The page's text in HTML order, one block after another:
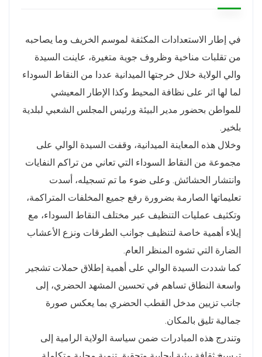
في إطار الاستعدادات المكثفة لموسم الخريف وما يصاحبه
من تقلبات مناخية وظروف جوية متغيرة، عاينت السيدة
والي الولاية خلال خرجتها الميدانية عددا من النقاط السوداء
لما لها اثر على نظافة المحيط وكذا الإطار المعيشي
للمواطن بحضور مدير البيئة ورئيس المجلس الشعبي لبلدية
بلخير.
وخلال هذه المعاينة الميدانية، وقفت السيدة الوالي على
مجموعة من النقاط السوداء التي تعاني من تراكم النفايات
وانتشار الحشائش. وعلى ضوء ما تم تسجيله، أسدت
تعليماتها الصارمة بضرورة رفع جميع المخلفات المتراكمة،
وتكثيف عمليات التنظيف عبر مختلف النقاط السوداء، مع
إيلاء أهمية خاصة لتنظيف جوانب الطرقات ونزع الأعشاب
الضارة التي تشوه المنظر العام.
كما شددت السيدة الوالي على أهمية إطلاق حملات تشجير
واسعة النطاق تساهم في تحسين المشهد الحضري، إلى
جانب تزيين مدخل القطب الحضري بما يعكس صورة
جمالية تليق بالمكان.
وتندرج هذه المبادرات ضمن سياسة الولاية الرامية إلى